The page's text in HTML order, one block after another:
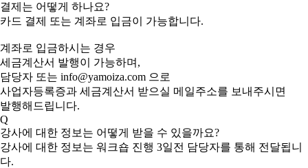
결제는 어떻게 하나요?
카드 결제 또는 계좌로 입금이 가능합니다.
계좌로 입금하시는 경우
세금계산서 발행이 가능하며,
담당자 또는 info@yamoiza.com 으로
사업자등록증과 세금계산서 받으실 메일주소를 보내주시면
발행해드립니다.
Q
강사에 대한 정보는 어떻게 받을 수 있을까요?
강사에 대한 정보는 워크숍 진행 3일전 담당자를 통해 전달됩니
다.